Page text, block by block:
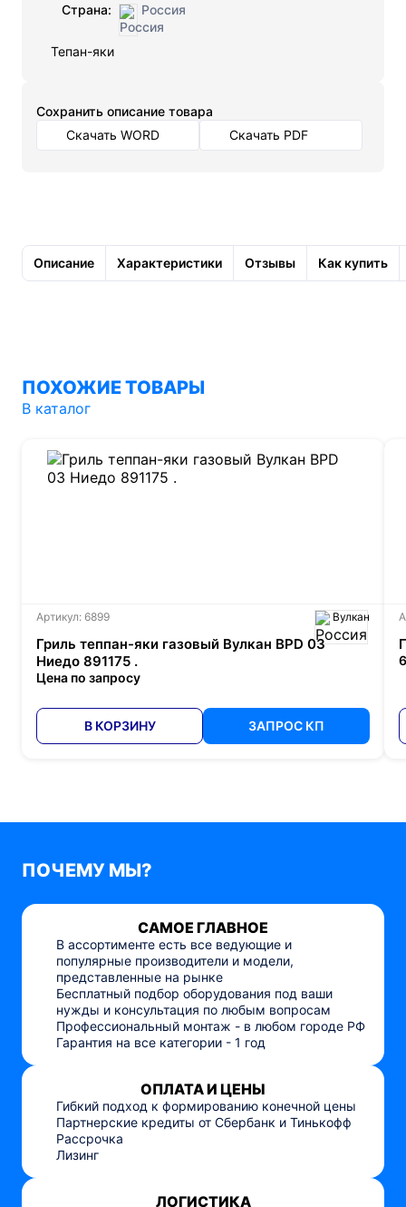
Страна:
Россия
Тепан-яки
Cохранить описание товара
Скачать WORD
Скачать PDF
Описание Характеристики Отзывы Как купить
ПОХОЖИЕ ТОВАРЫ
В каталог
Артикул: 6899 Вулкан
Гриль теппан-яки газовый Вулкан BPD 03
Ниедо 891175 .
Цена по запросу
В КОРЗИНУ ЗАПРОС КП
ПОЧЕМУ МЫ?
САМОЕ ГЛАВНОЕ
В ассортименте есть все ведующие и
популярные производители и модели,
представленные на рынке
Бесплатный подбор оборудования под ваши
нужды и консультация по любым вопросам
Профессиональный монтаж - в любом городе РФ
Гарантия на все категории - 1 год
ОПЛАТА И ЦЕНЫ
Гибкий подход к формированию конечной цены
Партнерские кредиты от Сбербанк и Тинькофф
Рассрочка
Лизинг
ЛОГИСТИКА